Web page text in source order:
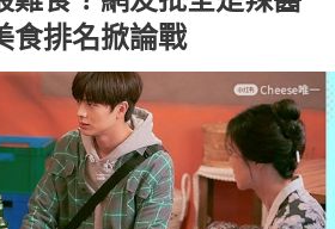
排名掀論戰